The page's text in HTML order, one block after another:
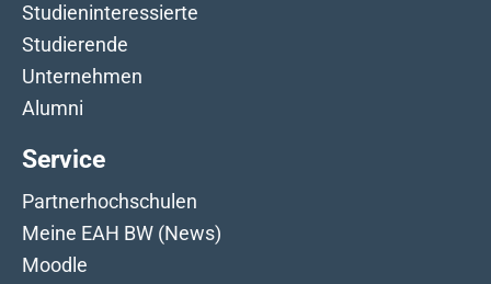
Studieninteressierte
Studierende
Unternehmen
Alumni
Service
Partnerhochschulen
Meine EAH BW (News)
Moodle